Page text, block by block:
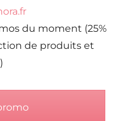
du moment (25%
de produits et